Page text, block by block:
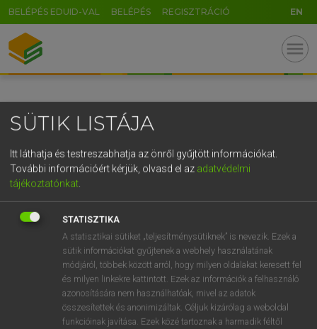
BELÉPÉS EDUID-VAL BELÉPÉS REGISZTRÁCIÓ EN
menu
SÜTIK LISTÁJA
Itt láthatja és testreszabhatja az önről gyűjtött információkat.
További információért kérjük, olvasd el az adatvédelmi
tájékoztatónkat
STATISZTIKA
A statisztikai sütiket „teljesítménysütiknek” is nevezik. Ezek a
sütik információkat gyűjtenek a webhely használatának
módjáról, többek között arról, hogy milyen oldalakat keresett fel
és milyen linkekre kattintott. Ezek az információk a felhasználó
azonosítására nem használhatóak, mivel az adatok
összesítettek és anonimizáltak. Céljuk kizárólag a weboldal
funkcióinak javítása. Ezek közé tartoznak a harmadik féltől
GR
5
g h k l
v b n m , . - AltGr